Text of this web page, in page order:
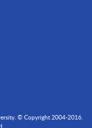
© Copyright 2004-2016.